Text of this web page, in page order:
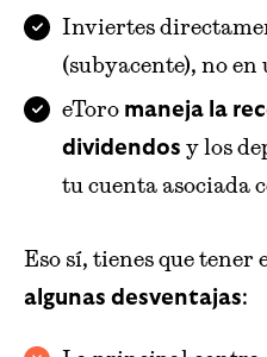
Inviertes
(subyacente), no
eToro maneja la
dividendos y los
tu cuenta asociada
Eso sí, tienes que tener
algunas desventajas: